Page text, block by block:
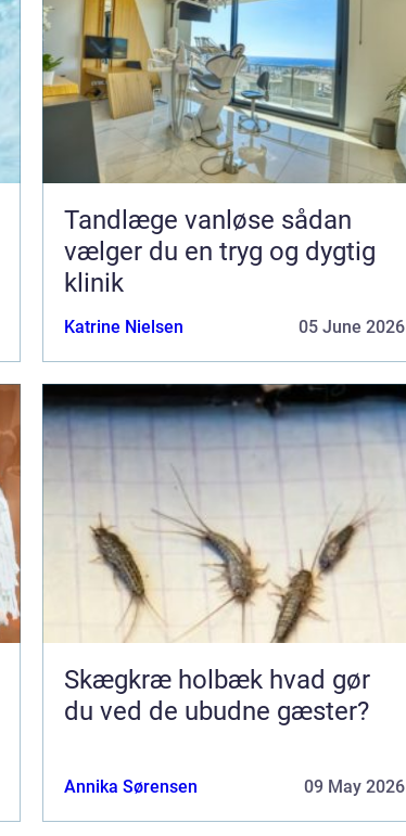
Tandlæge vanløse sådan
vælger du en tryg og dygtig
klinik
Katrine Nielsen 05 June 2026
Skægkræ holbæk hvad gør
du ved de ubudne gæster?
Annika Sørensen 09 May 2026